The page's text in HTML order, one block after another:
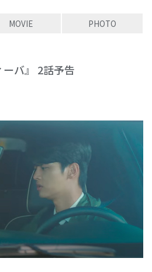
MOVIE PHOTO
ーバ』 2話予告